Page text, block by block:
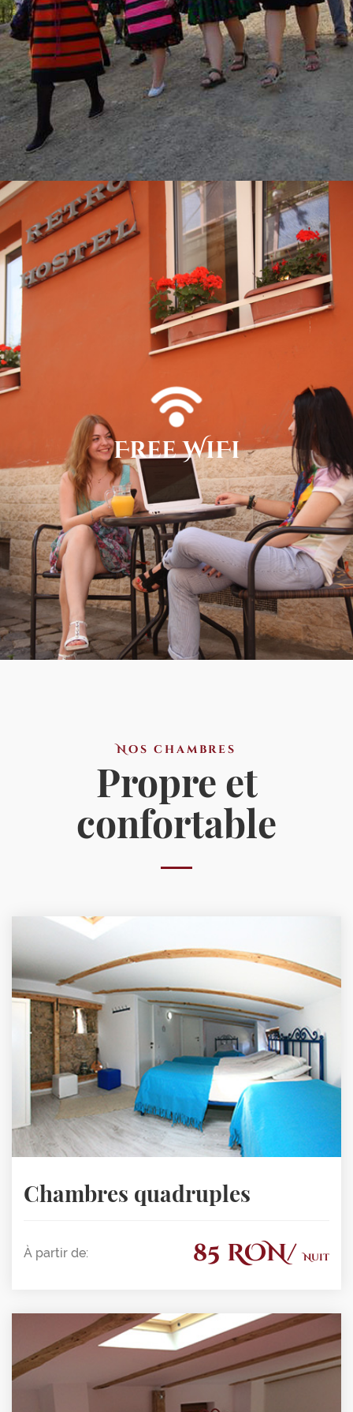
Free WiFi
Nos chambres
Propre et
confortable
Chambres quadruples
À partir de: 85 RON/Nuit